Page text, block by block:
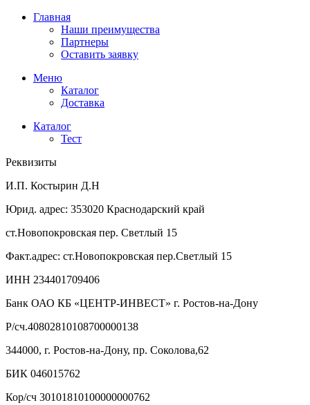
Главная
Наши преимущества
Партнеры
Оставить заявку
Меню
Каталог
Доставка
Каталог
Тест
Реквизиты
И.П. Костырин Д.Н
Юрид. адрес: 353020 Краснодарский край
ст.Новопокровская пер. Светлый 15
Факт.адрес: ст.Новопокровская пер.Светлый 15
ИНН 234401709406
Банк ОАО КБ «ЦЕНТР-ИНВЕСТ» г. Ростов-на-Дону
Р/сч.40802810108700000138
344000, г. Ростов-на-Дону, пр. Соколова,62
БИК 046015762
Кор/сч 30101810100000000762